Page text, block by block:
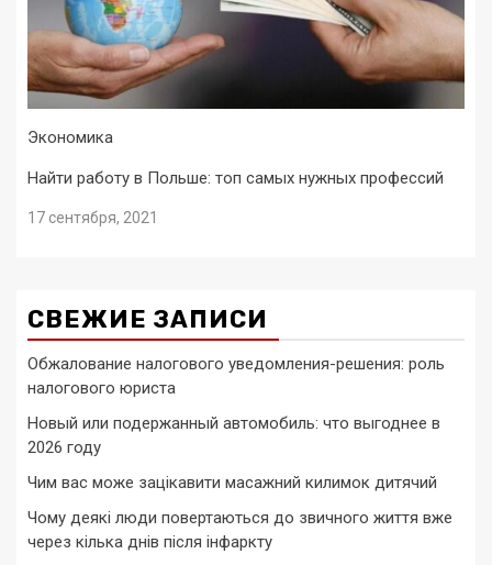
Экономика
Найти работу в Польше: топ самых нужных профессий
17 сентября, 2021
СВЕЖИЕ ЗАПИСИ
Обжалование налогового уведомления-решения: роль
налогового юриста
Новый или подержанный автомобиль: что выгоднее в
2026 году
Чим вас може зацікавити масажний килимок дитячий
Чому деякі люди повертаються до звичного життя вже
через кілька днів після інфаркту